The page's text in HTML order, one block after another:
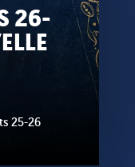
26-
25-26